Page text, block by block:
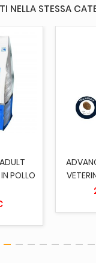
NELLA STESSA
POLLO